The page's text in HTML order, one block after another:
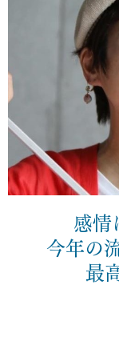
感情
今年の
最
産婦人